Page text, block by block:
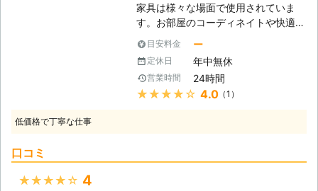
くてできなかったという家具も、実績
豊富なベテランが迅速に解決します。
家具移動組立110番では、家具の組立
んで対応させていただきます。
家具は様々な場面で使用されていま
す。お部屋のコーディネイトや快適な
生活の為に使われることが多く、それ
に伴い多様な種類の家具があり、最近
では流行りの海外メーカーの家具を取
り寄せて使用されている方もいらっし
ゃいます。しかし、同様に家具に関す
目安料金 ー
定休日 年中無休
営業時間 24時間
★★★★★ 4.0（1）
低価格で丁寧な仕事
口コミ
★★★★★ 4